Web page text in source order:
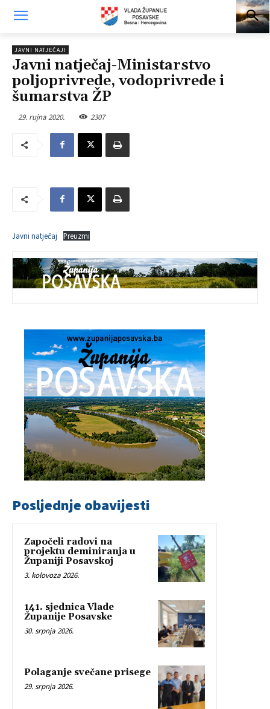
JAVNI NATJEČAJI
Javni natječaj-Ministarstvo
poljoprivrede, vodoprivrede i
šumarstva ŽP
29. rujna 2020. 2307
Javni natječaj Preuzmi
Posljednje obavijesti
Započeli radovi na
projektu deminiranja u
Županiji Posavskoj
3. kolovoza 2026.
141. sjednica Vlade
Županije Posavske
30. srpnja 2026.
Polaganje svečane prisege
29. srpnja 2026.